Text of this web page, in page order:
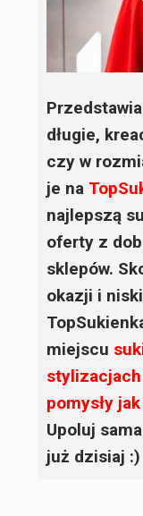
długie,
czy w
je na
najlepszą
oferty z
sklepów.
okazji i
miejscu
pomysły
Upoluj
już dzisiaj :)